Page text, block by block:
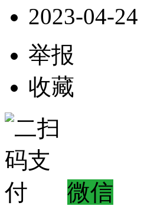
2023-04-
举报
收藏
微信